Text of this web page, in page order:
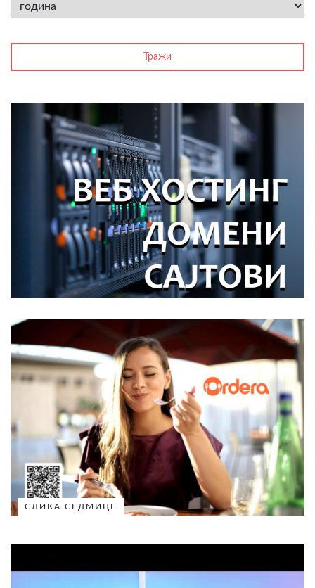
СЛИКА СЕДМИЦЕ